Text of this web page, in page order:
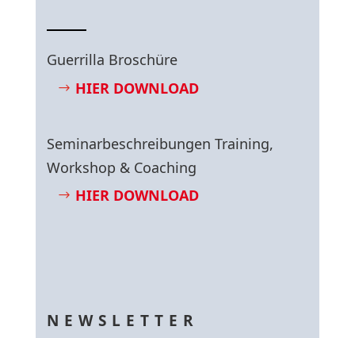
Guerrilla Broschüre
HIER DOWNLOAD
Seminarbeschreibungen Training,
Workshop & Coaching
HIER DOWNLOAD
NEWSLETTER